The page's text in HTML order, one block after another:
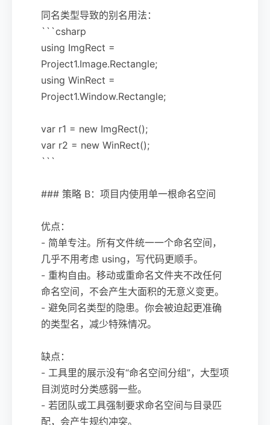
同名类型导致的别名用法：
```csharp
using ImgRect =
Project1.Image.Rectangle;
using WinRect =
Project1.Window.Rectangle;
var r1 = new ImgRect();
var r2 = new WinRect();
```
### 策略 B：项目内使用单一根命名空间
优点：
- 简单专注。所有文件统一一个命名空间，
几乎不用考虑 using，写代码更顺手。
- 重构自由。移动或重命名文件夹不改任何
命名空间，不会产生大面积的无意义变更。
- 避免同名类型的隐患。你会被迫起更准确
的类型名，减少特殊情况。
缺点：
- 工具里的展示没有“命名空间分组”，大型项
目浏览时分类感弱一些。
- 若团队或工具强制要求命名空间与目录匹
配，会产生规约冲突。